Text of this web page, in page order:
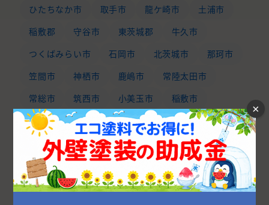
ひたちなか市
取手市 龍ケ崎市
土浦市
稲敷郡
守谷市 東茨城郡
牛久市
つくばみらい市
石岡市 北茨城市
那珂市
笠間市
神栖市 鹿嶋市
常陸太田市
常総市
筑西市 小美玉市
稲敷市
坂東市
猿島郡 桜川市 下妻市
鉾田市
常陸大宮市
高萩市 結城市
那珂郡
かすみがうら市
行方市 潮来市
北相馬郡
結城郡
久慈郡
×